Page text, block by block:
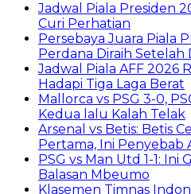
Jadwal Piala Presiden
Curi Perhatian
Persebaya Juara Piala
Perdana Diraih
Jadwal Piala AFF 2026
Hadapi Tiga Laga Berat
Mallorca vs PSG 3-0,
Kedua lalu Kalah Telak
Arsenal vs Betis: Betis
Pertama, Ini Penyebab
PSG vs Man Utd 1-1: Ini
Balasan Mbeumo
Klasemen Timnas